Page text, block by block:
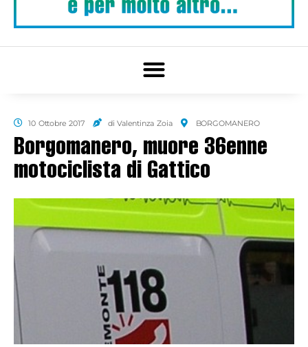
10 Ottobre 2017 di Valentinza Zoia BORGOMANERO
Borgomanero, muore 36enne
motociclista di Gattico